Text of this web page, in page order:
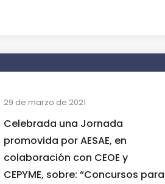
29 de marzo de 2021
Celebrada una Jornada
promovida por AESAE, en
colaboración con CEOE y
CEPYME, sobre: “Concursos para